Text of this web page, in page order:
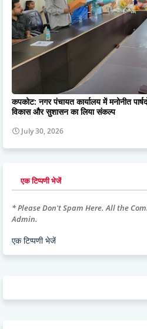
कपकोट: नगर पंचायत कार्यालय में मनोनीत
विकास और सुशासन का लिया संकल्प
July 30, 2026
एक टिप्पणी भेजें
* Please Don't Spam Here. All the
Admin.
एक टिप्पणी भेजें